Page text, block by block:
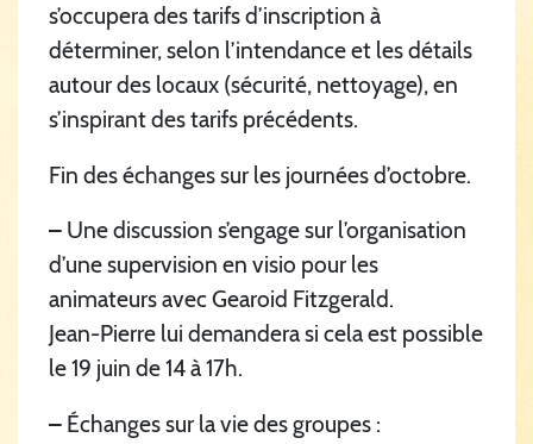
s’occupera des tarifs d’inscription à
déterminer, selon l’intendance et les détails
autour des locaux (sécurité, nettoyage), en
s’inspirant des tarifs précédents.
Fin des échanges sur les journées d’octobre.
– Une discussion s’engage sur l’organisation
d’une supervision en visio pour les
animateurs avec Gearoid Fitzgerald.
Jean-Pierre lui demandera si cela est possible
le 19 juin de 14 à 17h.
– Échanges sur la vie des groupes :